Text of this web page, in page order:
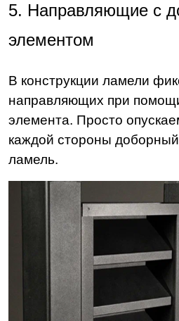
5. Направляющие с
элементом
В конструкции ламели
направляющих при
элемента. Просто
каждой стороны
ламель.